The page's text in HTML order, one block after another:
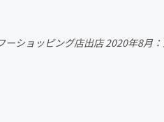
ファッション
ーショッピング店出店 2020年8月